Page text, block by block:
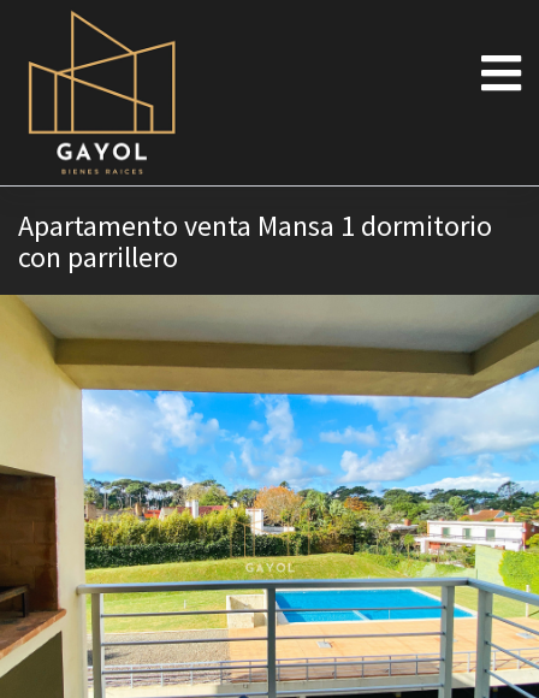
Apartamento venta Mansa 1 dormitorio
con parrillero